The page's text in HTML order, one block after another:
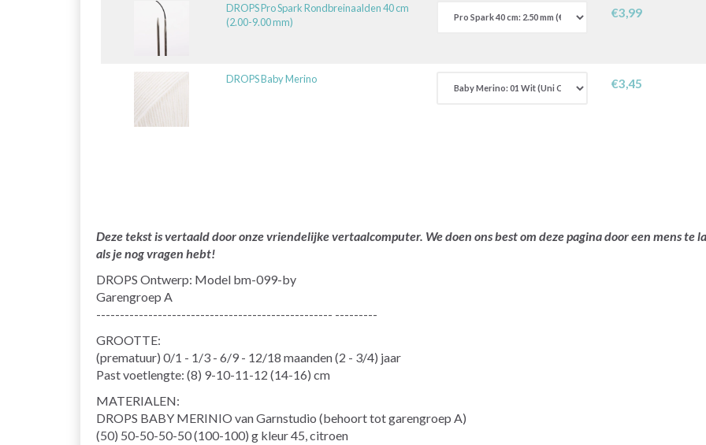
DROPS Pro Spark Rondbreinaalden 40 cm
(2.00-9.00 mm)
€3,99
DROPS Baby Merino €3,45
Deze tekst is vertaald door onze vriendelijke vertaalcomputer. We doen ons best om deze pagina door een mens te
als je nog vragen hebt!
DROPS Ontwerp: Model bm-099-by
Garengroep A
-------------------------------------------------- ---------
GROOTTE:
(prematuur) 0/1 - 1/3 - 6/9 - 12/18 maanden (2 - 3/4) jaar
Past voetlengte: (8) 9-10-11-12 (14-16) cm
MATERIALEN:
DROPS BABY MERINIO van Garnstudio (behoort tot garengroep A)
(50) 50-50-50-50 (100-100) g kleur 45, citroen